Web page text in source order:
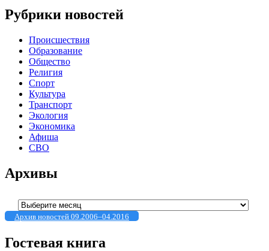
Рубрики новостей
Происшествия
Образование
Общество
Религия
Спорт
Культура
Транспорт
Экология
Экономика
Афиша
СВО
Архивы
Архивы
Архив новостей 09.2006–04.2016
Гостевая книга